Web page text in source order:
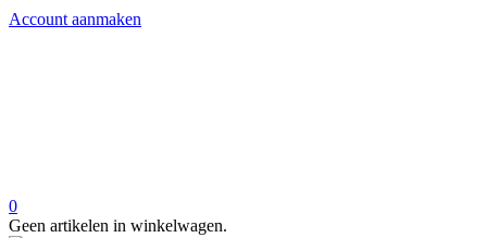
Account aanmaken
0
Geen artikelen in winkelwagen.